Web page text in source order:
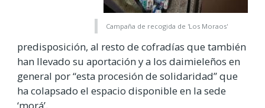
Campaña de recogida de 'Los Moraos'
predisposición, al resto de cofradías que también
han llevado su aportación y a los daimieleños en
general por “esta procesión de solidaridad” que
ha colapsado el espacio disponible en la sede